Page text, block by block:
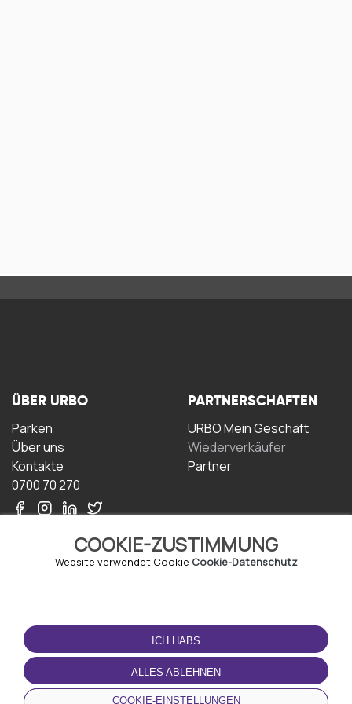
COOKIE-ZUSTIMMUNG
Website verwendet Cookie Cookie-Datenschutz
ICH HABS
ALLES ABLEHNEN
COOKIE-EINSTELLUNGEN
ÜBER URBO
Parken
Über uns
Kontakte
0700 70 270
PARTNERSCHAFTEN
URBO Mein Geschäft
Wiederverkäufer
Partner
NUTZUNGSBEDINGUNGEN
Geschäftsbedingungen
Datenschutz-
Bestimmungen
Cookie-Richtlinie
LADEN SIE DIE APP
HERUNTER